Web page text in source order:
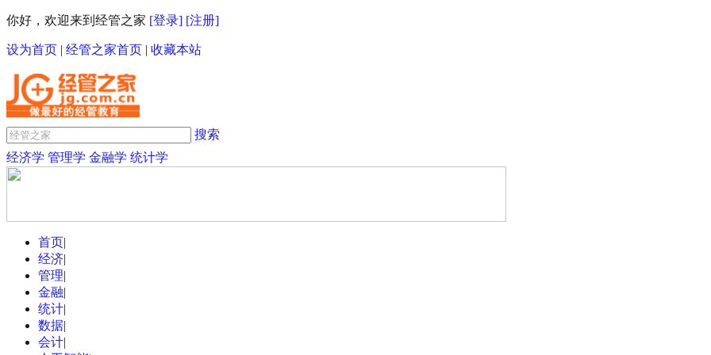
你好，欢迎来到经管之家 [登录] [注册]
设为首页 | 经管之家首页 | 收藏本站
搜索
经济学 管理学 金融学 统计学
首页|
经济|
管理|
金融|
统计|
数据|
会计|